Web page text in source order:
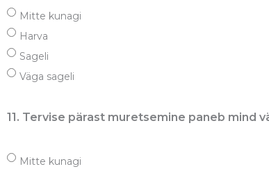
Mitte kunagi
Harva
Sageli
Väga sageli
11. Tervise pärast muretsemine paneb mind
Mitte kunagi